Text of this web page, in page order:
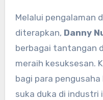
Melalui pengalaman
diterapkan, Danny
berbagai tantangan
meraih kesuksesan.
bagi para
suka duka di industri